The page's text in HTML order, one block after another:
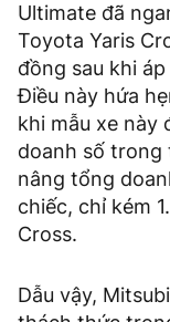
Ultimate đã
Toyota Yaris
đồng sau khi
Điều này hứa
khi mẫu xe này
doanh số trong
nâng tổng
chiếc, chỉ kém
Cross.
Dẫu vậy,